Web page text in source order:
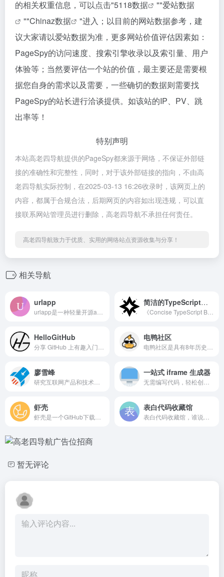
的相关权重信息，可以点击"5118数据 ""爱站数据
""Chinaz数据
"进入；以目前的网站数据参考，建
议大家请以爱站数据为准，更多网站价值评估因素如：
PageSpy的访问速度、搜索引擎收录以及索引量、用户
体验等；当然要评估一个站的价值，最主要还是需要根
据您自身的需求以及需要，一些确切的数据则需要找
PageSpy的站长进行洽谈提供。如该站的IP、PV、跳
出率等！
特别声明
本站高老四导航提供的PageSpy都来源于网络，不保证外部链
接的准确性和完整性，同时，对于该外部链接的指向，不由高
老四导航实际控制，在2025-03-13 16:26收录时，该网页上的
内容，都属于合规合法，后期网页的内容如出现违规，可以直
接联系网站管理员进行删除，高老四导航不承担任何责任。
高老四导航致力于优质、实用的网络站点资源收集与分享！
相关导航
urlapp 简洁的TypeScript之书
HelloGitHub 电鸭社区
廖雪峰 一站式 iframe 生成器
虾壳 表白代码收藏馆
暂无评论